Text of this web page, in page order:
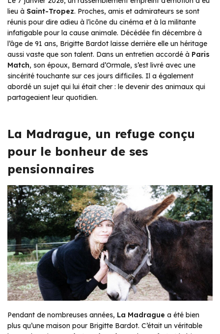
lieu à Saint-Tropez. Proches, amis et admirateurs se sont
réunis pour dire adieu à l’icône du cinéma et à la militante
infatigable pour la cause animale. Décédée fin décembre à
l’âge de 91 ans, Brigitte Bardot laisse derrière elle un héritage
aussi vaste que son talent. Dans un entretien accordé à Paris
Match, son époux, Bernard d’Ormale, s’est livré avec une
sincérité touchante sur ces jours difficiles. Il a également
abordé un sujet qui lui était cher : le devenir des animaux qui
partageaient leur quotidien.
La Madrague, un refuge conçu
pour le bonheur de ses
pensionnaires
Pendant de nombreuses années, La Madrague a été bien
plus qu’une maison pour Brigitte Bardot. C’était un véritable